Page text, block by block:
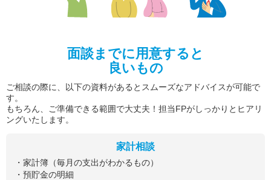
面談までに用意すると
良いもの
ご相談の際に、以下の資料があるとスムーズなアドバイスが可能で
す。
もちろん、ご準備できる範囲で大丈夫！担当FPがしっかりとヒアリ
ングいたします。
家計相談
・家計簿（毎月の支出がわかるもの）
・預貯金の明細